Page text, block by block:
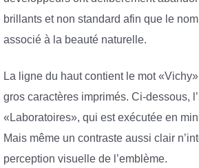
brillants et non standard afin que le
associé à la beauté naturelle.
La ligne du haut contient le mot
gros caractères imprimés. Ci-dessous,
«Laboratoires», qui est exécutée en
Mais même un contraste aussi clair
perception visuelle de l’emblème.